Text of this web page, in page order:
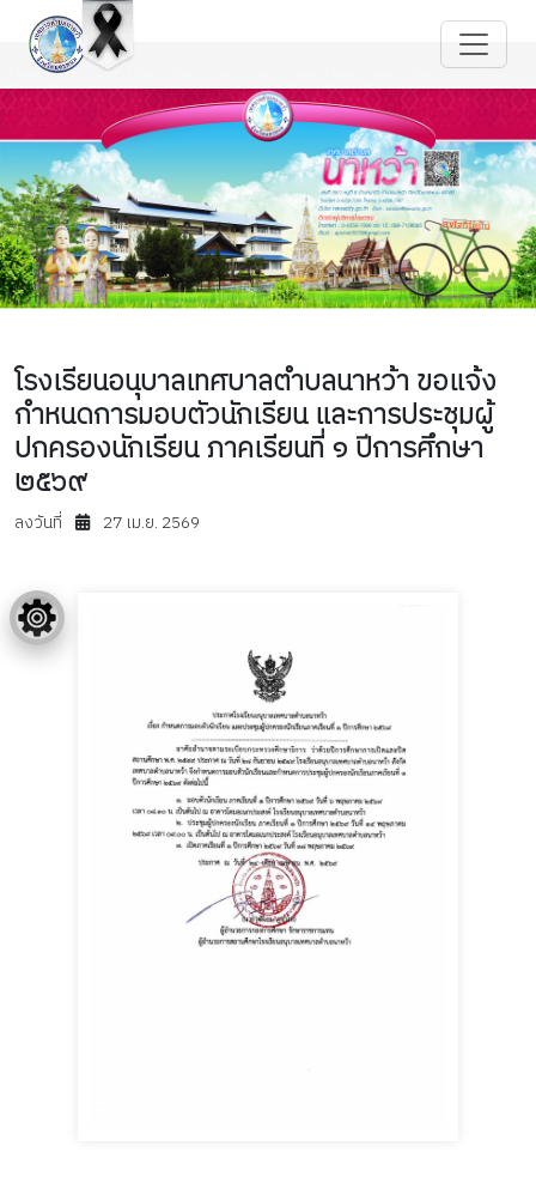
โรงเรียนอนุบาลเทศบาลตำบลนาหว้า ขอแจ้ง
กำหนดการมอบตัวนักเรียน และการประชุมผู้
ปกครองนักเรียน ภาคเรียนที่ ๑ ปีการศึกษา
๒๕๖๙
ลงวันที่ 27 เม.ย. 2569